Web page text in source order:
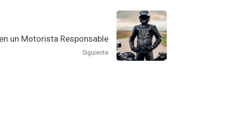
un Motorista Responsable
Siguiente